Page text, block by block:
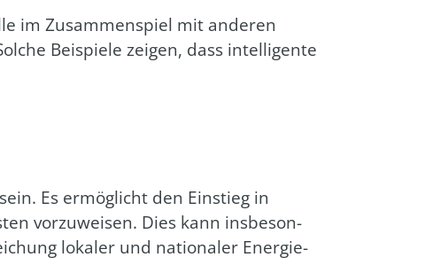
im Zusam­men­spiel mit ande­ren
Bei­spie­le zei­gen, dass intel­li­gen­te
Es ermög­licht den Ein­stieg in
vor­zu­wei­sen. Dies kann ins­be­son­
loka­ler und natio­na­ler Ener­gie­